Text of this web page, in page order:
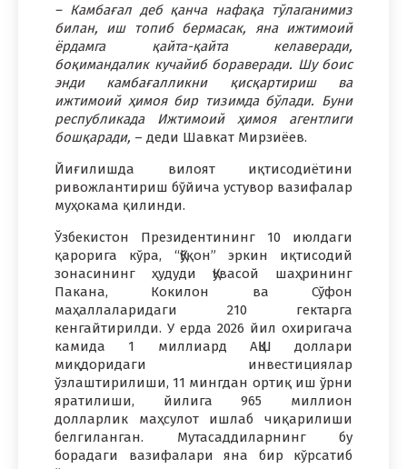
– Камбағал деб қанча нафақа тўлаганимиз
билан, иш топиб бермасак, яна ижтимоий
ёрдамга қайта-қайта келаверади,
боқимандалик кучайиб бораверади. Шу боис
энди камбағалликни қисқартириш ва
ижтимоий ҳимоя бир тизимда бўлади. Буни
республикада Ижтимоий ҳимоя агентлиги
бошқаради, – деди Шавкат Мирзиёев.
Йиғилишда вилоят иқтисодиётини
ривожлантириш бўйича устувор вазифалар
муҳокама қилинди.
Ўзбекистон Президентининг 10 июлдаги
қарорига кўра, “Қўқон” эркин иқтисодий
зонасининг ҳудуди Қувасой шаҳрининг
Пакана, Кокилон ва Сўфон
маҳаллаларидаги 210 гектарга
кенгайтирилди. У ерда 2026 йил охиригача
камида 1 миллиард АҚШ доллари
миқдоридаги инвестициялар
ўзлаштирилиши, 11 мингдан ортиқ иш ўрни
яратилиши, йилига 965 миллион
долларлик маҳсулот ишлаб чиқарилиши
белгиланган. Мутасаддиларнинг бу
борадаги вазифалари яна бир кўрсатиб